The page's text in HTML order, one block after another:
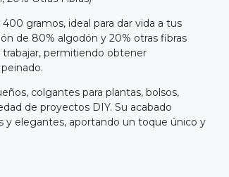
gramos, ideal para dar vida a tus
de 80% algodón y 20% otras fibras
permitiendo obtener
colgantes para plantas, bolsos,
de proyectos DIY. Su acabado
y elegantes, aportando un toque único y